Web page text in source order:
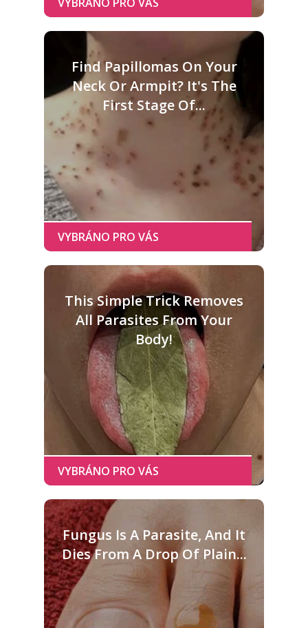
Find Papillomas On Your
Neck Or Armpit? It's The
First Stage Of...
This Simple Trick Removes
All Parasites From Your
Body!
Fungus Is A Parasite, And It
Dies From A Drop Of Plain...